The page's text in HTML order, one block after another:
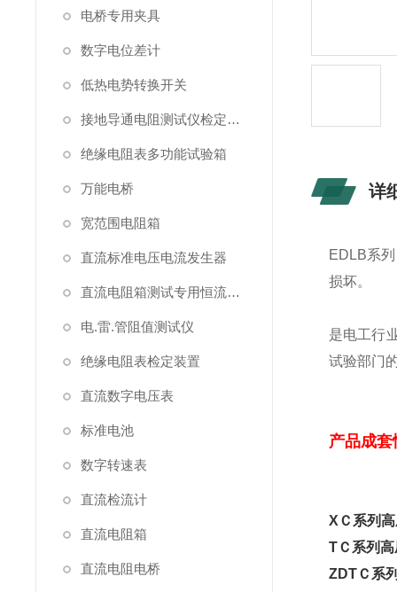
电桥专用夹具
数字电位差计
低热电势转换开关
接地导通电阻测试仪检定装置
绝缘电阻表多功能试验箱
万能电桥
宽范围电阻箱
直流标准电压电流发生器
直流电阻箱测试专用恒流源（简称恒流源）
电.雷.管阻值测试仪
绝缘电阻表检定装置
直流数字电压表
标准电池
数字转速表
直流检流计
直流电阻箱
直流电阻电桥
详
EDLB系
损坏。
是电工行
试验部门
产品成套
XＣ系列
TＣ系列
ZDTＣ系